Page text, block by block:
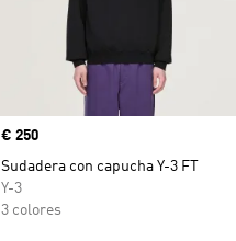
Precio
€ 250
Sudadera con capucha Y-3 FT
Y-3
3 colores